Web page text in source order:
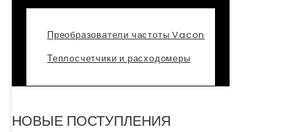
Преобразователи частоты Vacon
Теплосчетчики и расходомеры
НОВЫЕ ПОСТУПЛЕНИЯ